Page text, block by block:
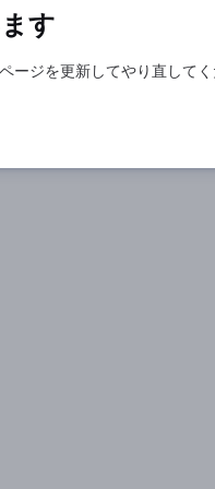
す
ージを更新してやり直して